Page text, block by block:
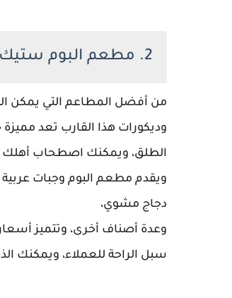
2. مطعم البوم ستيك للمأكولات البحرية
من أفضل المطاعم التي يمكن
وديكورات هذا القارب تعد
الطلق، ويمكنك اصطحاب أهلك
ويقدم مطعم البوم وجبات
دجاج مشوي،
وعدة أصناف أخرى، وتتميز
سبل الراحة للعملاء، ويمكنك الذهاب إليه من 2:00